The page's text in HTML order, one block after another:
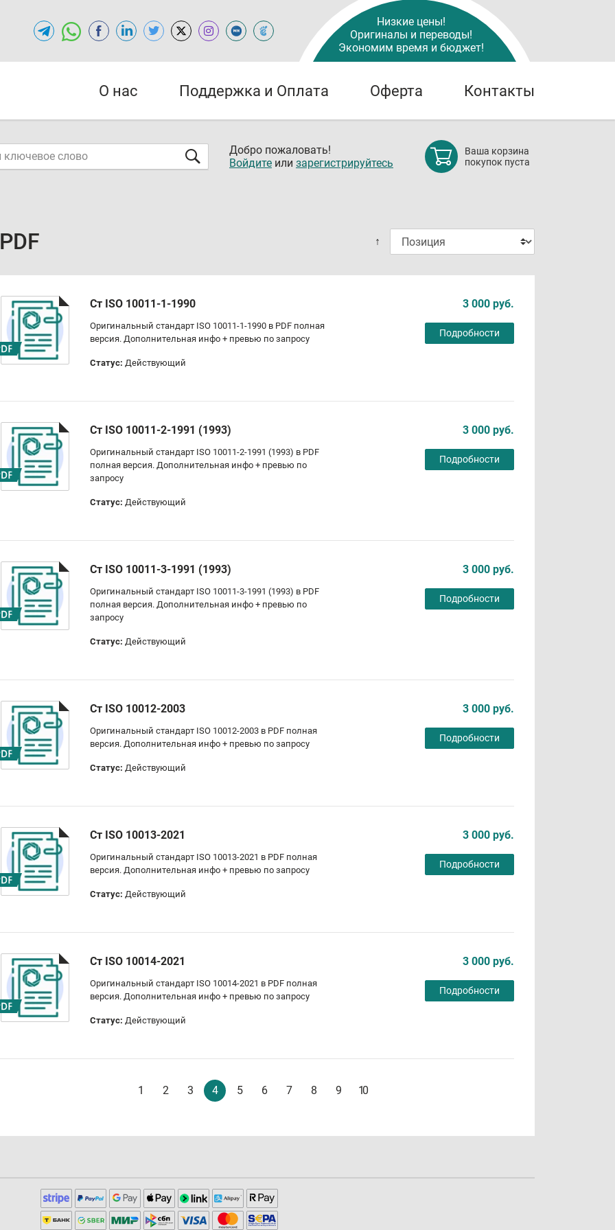
Низкие цены!
Оригиналы и переводы!
Экономим время и бюджет!
О нас Поддержка и Оплата Оферта Контакты
Добро пожаловать!
Войдите или зарегистрируйтесь
Ваша корзина
покупок пуста
↑
Ст ISO 10011-1-1990
Оригинальный стандарт ISO 10011-1-1990 в PDF полная
версия. Дополнительная инфо + превью по запросу
Статус: Действующий
3 000 руб.
Подробности
Ст ISO 10011-2-1991 (1993)
Оригинальный стандарт ISO 10011-2-1991 (1993) в PDF
полная версия. Дополнительная инфо + превью по
запросу
Статус: Действующий
3 000 руб.
Подробности
Ст ISO 10011-3-1991 (1993)
Оригинальный стандарт ISO 10011-3-1991 (1993) в PDF
полная версия. Дополнительная инфо + превью по
запросу
Статус: Действующий
3 000 руб.
Подробности
Ст ISO 10012-2003
Оригинальный стандарт ISO 10012-2003 в PDF полная
версия. Дополнительная инфо + превью по запросу
Статус: Действующий
3 000 руб.
Подробности
Ст ISO 10013-2021
Оригинальный стандарт ISO 10013-2021 в PDF полная
версия. Дополнительная инфо + превью по запросу
Статус: Действующий
3 000 руб.
Подробности
Ст ISO 10014-2021
Оригинальный стандарт ISO 10014-2021 в PDF полная
версия. Дополнительная инфо + превью по запросу
Статус: Действующий
3 000 руб.
Подробности
1 2 3 4 5 6 7 8 9 10